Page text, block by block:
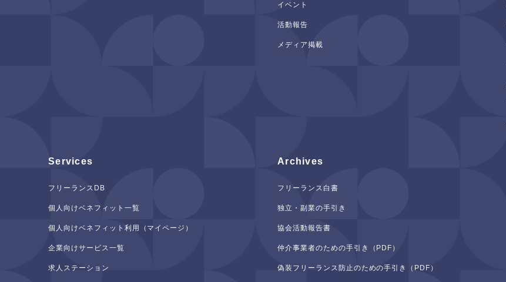
イベント
活動報告
メディア掲載
Services
フリーランスDB
個人向けベネフィット一覧
個人向けベネフィット利用（マイページ）
企業向けサービス一覧
求人ステーション
Archives
フリーランス白書
独立・副業の手引き
協会活動報告書
仲介事業者のための手引き（PDF）
偽装フリーランス防止のための手引き（PDF）